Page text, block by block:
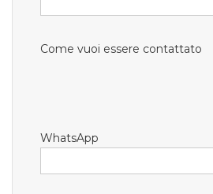
Come vuoi essere contattato
WhatsApp